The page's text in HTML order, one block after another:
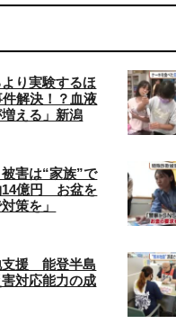
り実験するほ
解決！？血液
える」新潟
害は“家族”で
14億円 お盆を
策を」
支援 能登半島
対応能力の成